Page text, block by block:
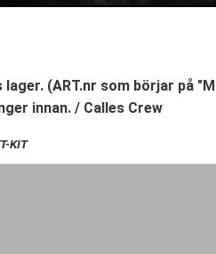
(ART.nr som börjar på
innan. / Calles Crew
KIT